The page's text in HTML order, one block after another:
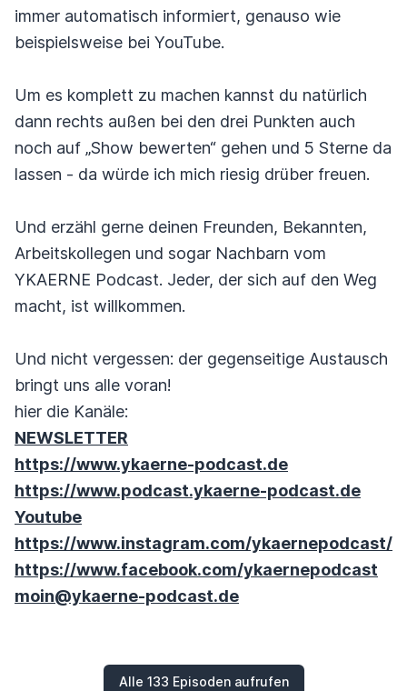
immer automatisch informiert, genauso wie
beispielsweise bei YouTube.
Um es komplett zu machen kannst du natürlich
dann rechts außen bei den drei Punkten auch
noch auf „Show bewerten“ gehen und 5 Sterne da
lassen - da würde ich mich riesig drüber freuen.
Und erzähl gerne deinen Freunden, Bekannten,
Arbeitskollegen und sogar Nachbarn vom
YKAERNE Podcast. Jeder, der sich auf den Weg
macht, ist willkommen.
Und nicht vergessen: der gegenseitige Austausch
bringt uns alle voran!
hier die Kanäle:
NEWSLETTER
https://www.ykaerne-podcast.de
https://www.podcast.ykaerne-podcast.de
Youtube
https://www.instagram.com/ykaernepodcast/
https://www.facebook.com/ykaernepodcast
moin@ykaerne-podcast.de
Alle 133 Episoden aufrufen